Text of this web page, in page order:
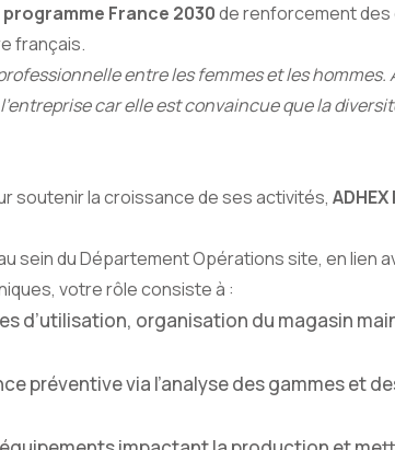
programme France 2030de renforcement
français.
entre les femmes et les hommes.
car elle est convaincue que la
soutenir la croissance de ses activités, ADHEX
sein du Département Opérations site, en lien
votre rôle consiste à :
d’utilisation, organisation du magasin
préventive via l’analyse des gammes et